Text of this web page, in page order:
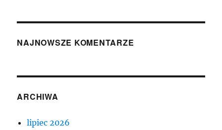
NAJNOWSZE KOMENTARZE
ARCHIWA
lipiec 2026